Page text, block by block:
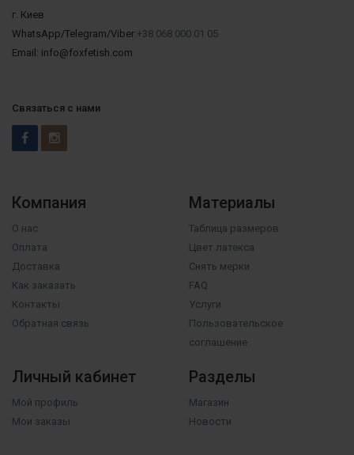
г. Киев
WhatsApp/Telegram/Viber:+38 068 000 01 05
Email: info@foxfetish.com
Связаться с нами
Компания
О нас
Оплата
Доставка
Как заказать
Контакты
Обратная связь
Материалы
Таблица размеров
Цвет латекса
Снять мерки
FAQ
Услуги
Пользовательское
соглашение
Личный кабинет
Мой профиль
Мои заказы
Разделы
Магазин
Новости